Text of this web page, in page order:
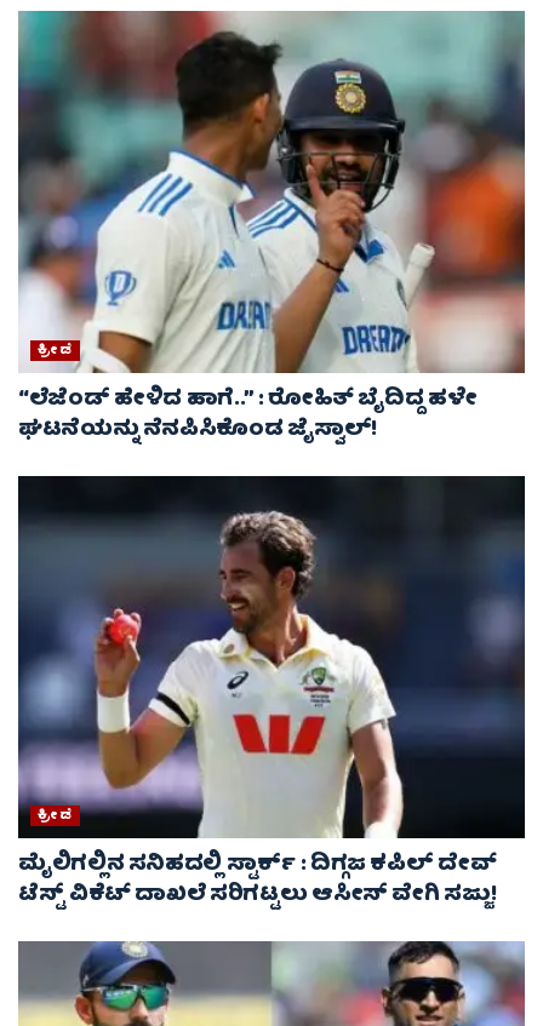
ಕ್ರೀಡೆ
“ಲೆಜೆಂಡ್ ಹೇಳಿದ ಹಾಗೆ..” : ರೋಹಿತ್ ಬೈದಿದ್ದ ಹಳೇ
ಘಟನೆಯನ್ನು ನೆನಪಿಸಿಕೊಂಡ ಜೈಸ್ವಾಲ್!
ಕ್ರೀಡೆ
ಮೈಲಿಗಲ್ಲಿನ ಸನಿಹದಲ್ಲಿ ಸ್ಟಾರ್ಕ್ : ದಿಗ್ಗಜ ಕಪಿಲ್ ದೇವ್
ಟೆಸ್ಟ್ ವಿಕೆಟ್ ದಾಖಲೆ ಸರಿಗಟ್ಟಲು ಆಸೀಸ್ ವೇಗಿ ಸಜ್ಜು!